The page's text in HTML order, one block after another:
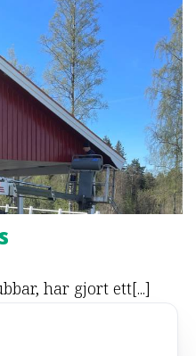
har gjort ett[...]